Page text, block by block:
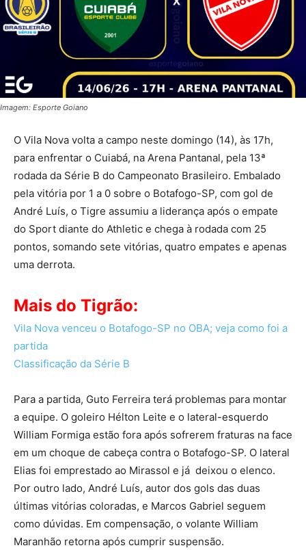
Imagem: Esporte Goiano
O Vila Nova volta a campo neste domingo (14), às 17h,
para enfrentar o Cuiabá, na Arena Pantanal, pela 13ª
rodada da Série B do Campeonato Brasileiro. Embalado
pela vitória por 1 a 0 sobre o Botafogo-SP, com gol de
André Luís, o Tigre assumiu a liderança após o empate
do Sport diante do Athletic e chega à rodada com 25
pontos, somando sete vitórias, quatro empates e apenas
uma derrota.
Mais do Tigrão:
Vila Nova venceu o Botafogo-SP no OBA; veja como foi a
partida
Classificação da Série B
Para a partida, Guto Ferreira terá problemas para montar
a equipe. O goleiro Hélton Leite e o lateral-esquerdo
William Formiga estão fora após sofrerem fraturas na face
em um choque de cabeça contra o Botafogo-SP. O lateral
Elias foi emprestado ao Mirassol e já deixou o elenco.
Por outro lado, André Luís, autor dos gols das duas
últimas vitórias coloradas, e Marcos Gabriel seguem
como dúvidas. Em compensação, o volante William
Maranhão retorna após cumprir suspensão.